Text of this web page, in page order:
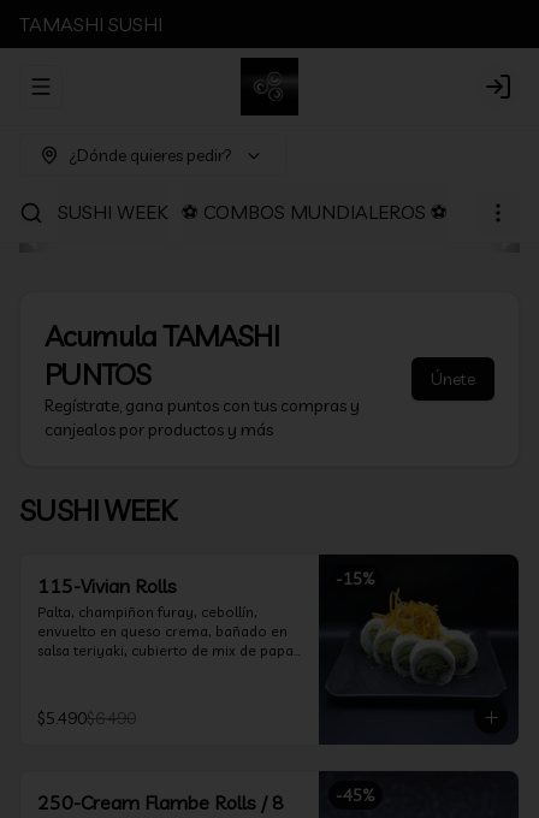
TAMASHI SUSHI
Abrir menu de navegación Login
¿Dónde quieres pedir?
SUSHI WEEK ⚽ COMBOS MUNDIALEROS ⚽
AcumulaTAMASHI
PUNTOS
Regístrate, gana puntos con tus compras y
canjealos por productos y más
Únete
SUSHI WEEK
-15%
115-Vivian Rolls
Palta, champiñon furay, cebollín,
envuelto en queso crema, bañado en
salsa teriyaki, cubierto de mix de papas
$5.490$6.490
-45%
250-Cream Flambe Rolls / 8